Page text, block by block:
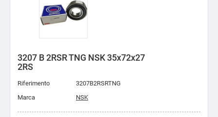
3207 B 2RSR TNG NSK 35x72x27
2RS
Riferimento
3207B2RSRTNG
Marca
NSK